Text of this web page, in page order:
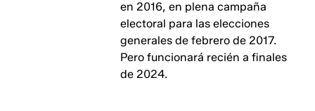
en 2016, en plena campaña
electoral para las elecciones
generales de febrero de 2017.
Pero funcionará recién a finales
de 2024.